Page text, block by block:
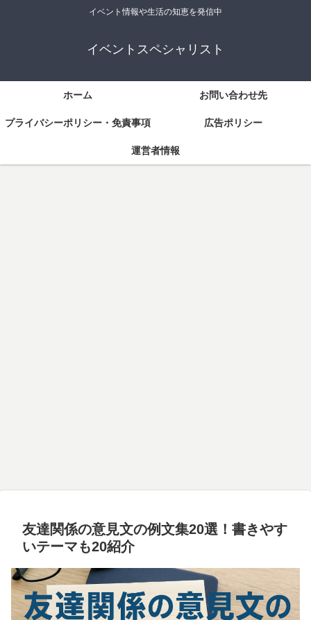
イベント情報や生活の知恵を発信中
イベントスペシャリスト
ホーム お問い合わせ先
プライバシーポリシー・免責事項 広告ポリシー
運営者情報
友達関係の意見文の例文集20選！書きやす
いテーマも20紹介